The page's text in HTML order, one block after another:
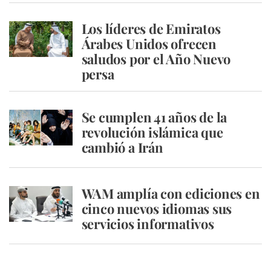
Los líderes de Emiratos
Árabes Unidos ofrecen
saludos por el Año Nuevo
persa
Se cumplen 41 años de la
revolución islámica que
cambió a Irán
WAM amplía con ediciones en
cinco nuevos idiomas sus
servicios informativos